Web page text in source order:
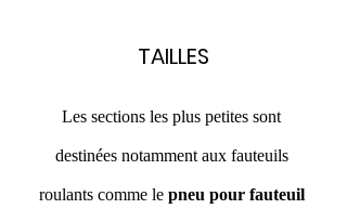
TAILLES
Les sections les plus petites sont
destinées notamment aux fauteuils
roulants comme le pneu pour fauteuil